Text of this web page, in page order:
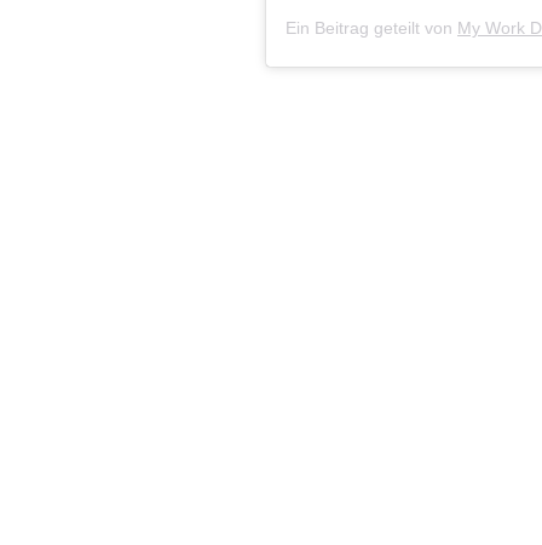
Ein Beitrag geteilt von My Work